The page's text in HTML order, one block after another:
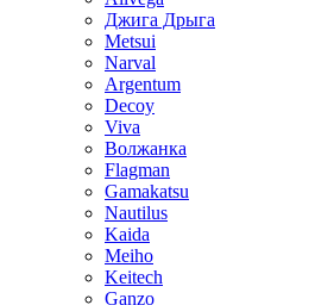
Джига Дрыга
Metsui
Narval
Argentum
Decoy
Viva
Волжанка
Flagman
Gamakatsu
Nautilus
Kaida
Meiho
Keitech
Ganzo